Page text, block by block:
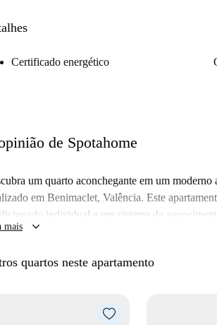
Certificado energético
de Spotahome
um quarto aconchegante em um
em Benimaclet, Valência. Este
individual e um sistema de
roupa compartilhada, uma cozinha totalmente
próximas incluem a Falla Guàrdia Civil e
mais keyboard_arrow_down
quartos neste apartamento